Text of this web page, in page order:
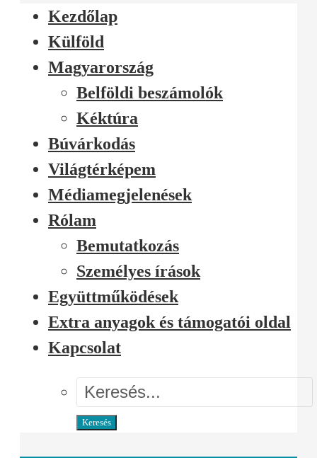
Kezdőlap
Külföld
Magyarország
Belföldi beszámolók
Kéktúra
Búvárkodás
Világtérképem
Médiamegjelenések
Rólam
Bemutatkozás
Személyes írások
Együttműködések
Extra anyagok és támogatói oldal
Kapcsolat
Keresés